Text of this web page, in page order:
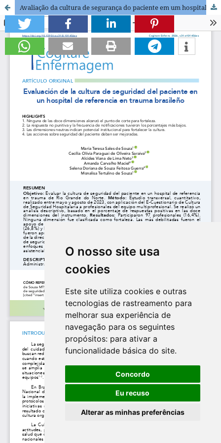
O nosso site usa
cookies
Este site utiliza cookies e outras
tecnologias de rastreamento para
melhorar sua experiência de
navegação para os seguintes
propósitos: para ativar a
funcionalidade básica do site.
Concordo
Eu recuso
Alterar as minhas preferências
Avaliação da cultura de segurança do paciente em um hospital referência em trauma brasileiro